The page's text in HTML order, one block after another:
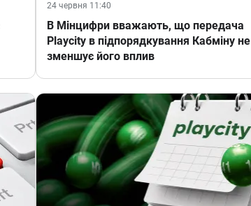
24 червня 11:40
В Мінцифри вважають, що передача
Playcity в підпорядкування Кабміну не
зменшує його вплив